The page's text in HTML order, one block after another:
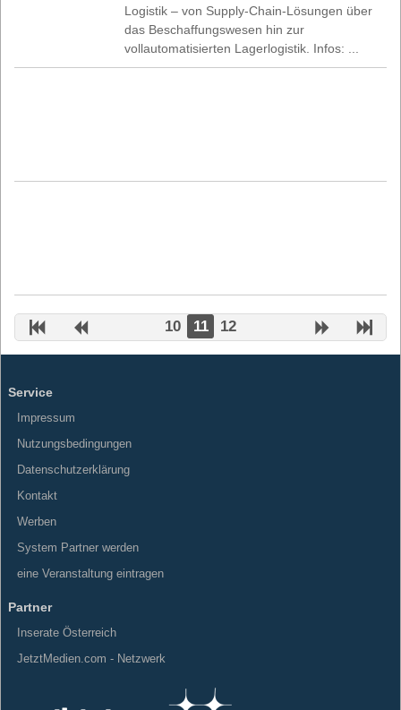
Logistik – von Supply-Chain-Lösungen über
das Beschaffungswesen hin zur
vollautomatisierten Lagerlogistik. Infos: ...
10 11 12
Service
Impressum
Nutzungsbedingungen
Datenschutzerklärung
Kontakt
Werben
System Partner werden
eine Veranstaltung eintragen
Partner
Inserate Österreich
JetztMedien.com - Netzwerk